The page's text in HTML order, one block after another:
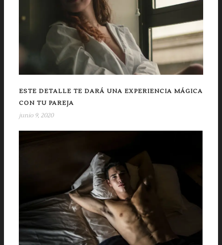
ESTE DETALLE TE DARÁ UNA EXPERIENCIA MÁGICA
CON TU PAREJA
junio 9, 2020